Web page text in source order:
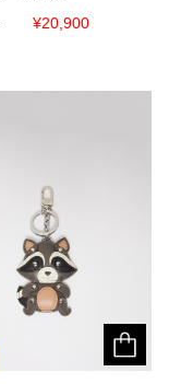
¥20,900
¥20,900